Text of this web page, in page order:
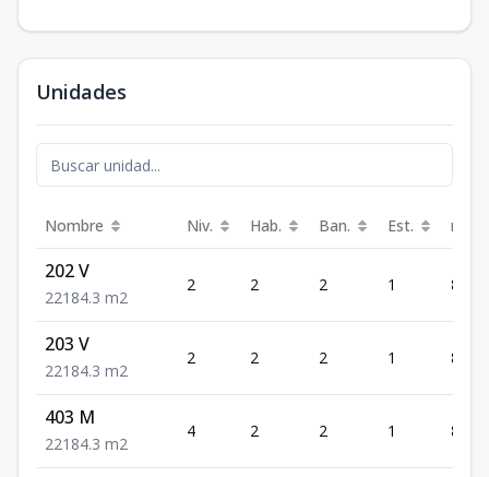
Unidades
Nombre Niv. Hab. Ban. Est. m²
202 V
221 84.3 m2
2 2 2 1 84.3
203 V
221 84.3 m2
2 2 2 1 84.3
403 M
221 84.3 m2
4 2 2 1 84.3